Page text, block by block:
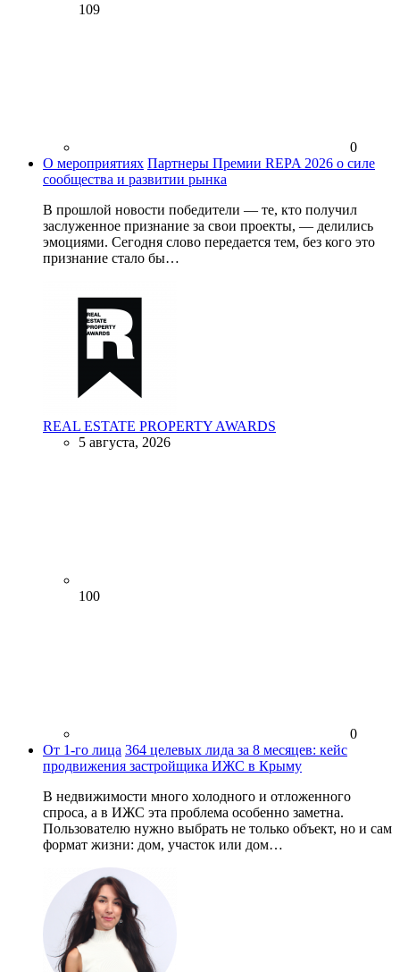
109
0
О мероприятиях Партнеры Премии REPA 2026 о силе
сообщества и развитии рынка
В прошлой новости победители — те, кто получил
заслуженное признание за свои проекты, — делились
эмоциями. Сегодня слово передается тем, без кого это
признание стало бы…
REAL ESTATE PROPERTY AWARDS
5 августа, 2026
100
0
От 1-го лица 364 целевых лида за 8 месяцев: кейс
продвижения застройщика ИЖС в Крыму
В недвижимости много холодного и отложенного
спроса, а в ИЖС эта проблема особенно заметна.
Пользователю нужно выбрать не только объект, но и сам
формат жизни: дом, участок или дом…